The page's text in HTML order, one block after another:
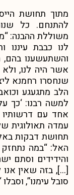
מתוך תחושת
להתנחם. כל
משוללת ההבנה:
לנו כבבת עיננו
והשתעשענו
אשר היה לנו, ולא
שנחסרו רחמנא
הלב מתגעגע
למשה רבנו: ‘כך
אחד עם דרשותיו
עמדה תאולוגית
תחושת דבקות
האל: “במה
והידידים וסתם
[…], בזה שאין אנו
סובל עימנו”,וסבלו